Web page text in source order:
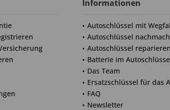
Informationen
Autoschlüssel mit
Autoschlüssel
Autoschlüssel reparieren
Batterie im
Das Team
Ersatzschlüssel für das
FAQ
Newsletter